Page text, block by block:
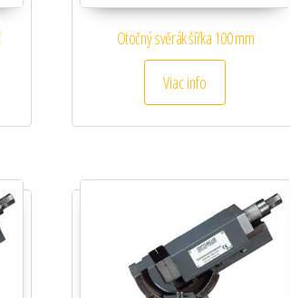
Otočný svěrák šířka 100 mm
Viac info